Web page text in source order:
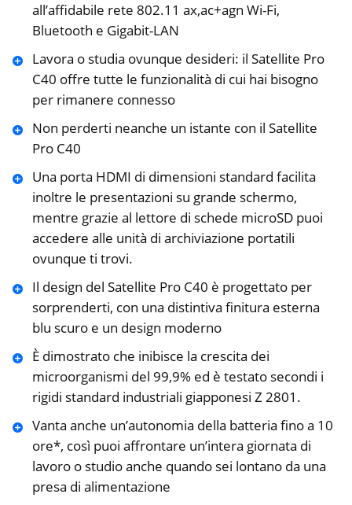
all’affidabile rete 802.11 ax,ac+agn Wi-Fi,
Bluetooth e Gigabit-LAN
Lavora o studia ovunque desideri: il Satellite Pro
C40 offre tutte le funzionalità di cui hai bisogno
per rimanere connesso
Non perderti neanche un istante con il Satellite
Pro C40
Una porta HDMI di dimensioni standard facilita
inoltre le presentazioni su grande schermo,
mentre grazie al lettore di schede microSD puoi
accedere alle unità di archiviazione portatili
ovunque ti trovi.
Il design del Satellite Pro C40 è progettato per
sorprenderti, con una distintiva finitura esterna
blu scuro e un design moderno
È dimostrato che inibisce la crescita dei
microorganismi del 99,9% ed è testato secondi i
rigidi standard industriali giapponesi Z 2801.
Vanta anche un’autonomia della batteria fino a 10
ore*, così puoi affrontare un’intera giornata di
lavoro o studio anche quando sei lontano da una
presa di alimentazione